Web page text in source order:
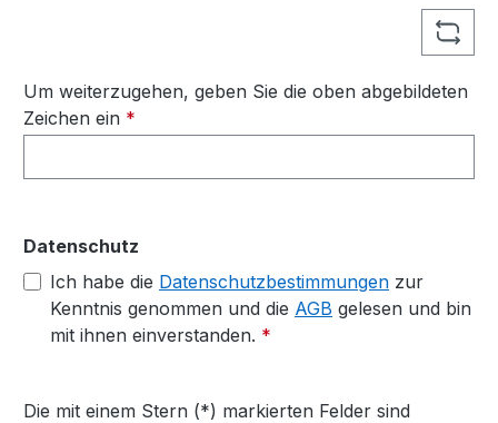
Um weiterzugehen, geben Sie die oben abgebildeten
Zeichen ein *
Datenschutz
Ich habe die Datenschutzbestimmungen zur
Kenntnis genommen und die AGB gelesen und bin
mit ihnen einverstanden. *
Die mit einem Stern (*) markierten Felder sind